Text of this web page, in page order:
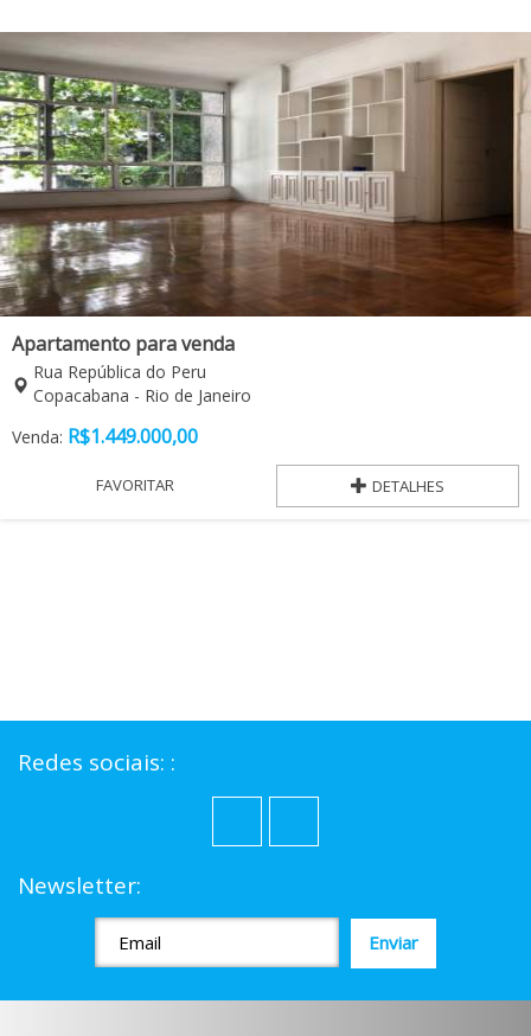
Apartamento para venda
Rua República do Peru
Copacabana - Rio de Janeiro
Venda: R$1.449.000,00
FAVORITAR DETALHES
Redes sociais: :
Newsletter: